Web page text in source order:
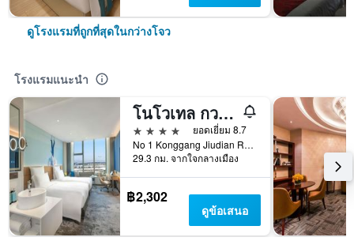
ดูโรงแรมที่ถูกที่สุดในกว่างโจว
โรงแรมแนะนำ
โนโวเทล กวางโจว บัยยุน แอร์พอร์ต
4 ดาว
ยอดเยี่ยม 8.7
No 1 Konggang Jiudian Road, กว่างโจว, จีน
29.3 กม. จากใจกลางเมือง
฿2,302
ดูข้อเสนอ